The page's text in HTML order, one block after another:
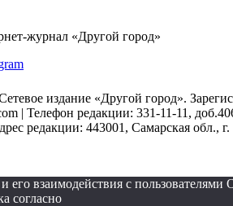
журнал «Другой город»
издание «Другой город».
| Телефон редакции: 331-11-11,
редакции: 443001, Самарская обл.,
его взаимодействия с
согласно